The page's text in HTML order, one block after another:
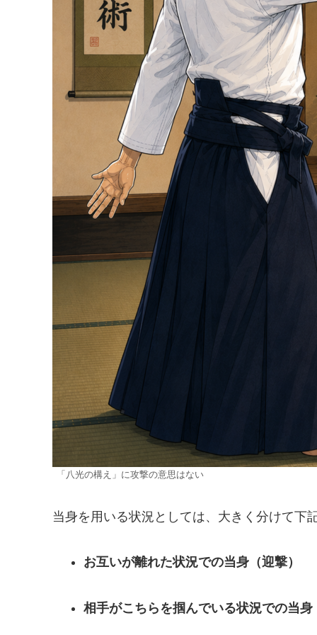
「八光の構え」に攻撃の意思はない
当身を用いる状況としては、大きく分けて下
お互いが離れた状況での当身（迎撃）
相手がこちらを掴んでいる状況での当身